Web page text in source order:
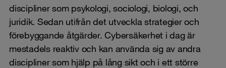
discipliner som psykologi, sociologi, biologi, och
juridik. Sedan utifrån det utveckla strategier och
förebyggande åtgärder. Cybersäkerhet i dag är
mestadels reaktiv och kan använda sig av andra
discipliner som hjälp på lång sikt och i ett större